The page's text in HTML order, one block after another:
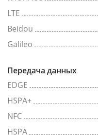
LTE
Beidou
Galileo
Передача данных
EDGE
HSPA+
NFC
HSPA